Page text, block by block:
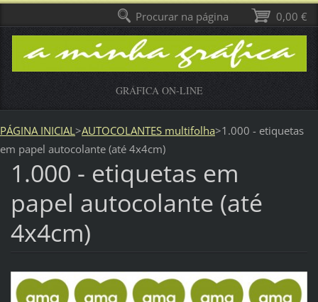
GRÁFICA ON-LINE
PÁGINA INICIAL >AUTOCOLANTES multifolha>1.000 - etiquetas
em papel autocolante (até 4x4cm)
1.000 - etiquetas em
papel autocolante (até
4x4cm)
0,00 €
Procurar na página